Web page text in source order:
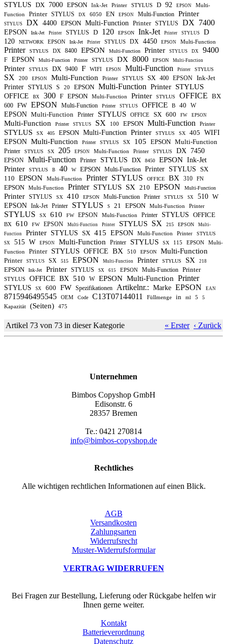
STYLUS DX 7000 EPSON Ink-Jet Printer STYLUS D 92 EPSON
Multi-
Function
Printer STYLUS DX 6050 EN EPSON Multi-Function Printer
STYLUS DX 4400 EPSON Multi-Function Printer STYLUS DX 7400
EPSON Ink-Jet Printer STYLUS D 120 EPSON Ink-Jet Printer STYLUS D
120 NETWORK EPSON Ink-Jet Printer STYLUS DX 4450 EPSON Multi-Function
Printer STYLUS DX 8400 EPSON Multi-Function Printer STYLUS DX 9400
F EPSON Multi-Function Printer STYLUS DX 8000 EPSON Multi-Function
Printer STYLUS DX 9400 F WIFI EPSON Multi-Function Printer STYLUS
SX 200 EPSON Multi-Function Printer STYLUS SX 400 EPSON Ink-Jet
Printer STYLUS S 20 EPSON Multi-Function Printer STYLUS
OFFICE BX 300 F EPSON Multi-Function Printer STYLUS OFFICE BX
600 FW EPSON Multi-Function Printer STYLUS OFFICE B 40 W
EPSON Multi-Function Printer STYLUS OFFICE SX 600 FW EPSON
Multi-Function Printer STYLUS SX 100 EPSON Multi-Function Printer
STYLUS SX 405 EPSON Multi-Function Printer STYLUS SX 405 WIFI
EPSON Multi-Function Printer STYLUS SX 105 EPSON Multi-Function
Printer STYLUS SX 205 EPSON Multi-Function Printer STYLUS DX 7450
EPSON Multi-Function Printer STYLUS DX 8450 EPSON Ink-Jet
Printer STYLUS B 40 W EPSON Multi-Function Printer STYLUS SX
110 EPSON Multi-Function Printer STYLUS OFFICE BX 310 FN
EPSON Multi-Function Printer STYLUS SX 210 EPSON Multi-Function
Printer STYLUS SX 410 EPSON Multi-Function Printer STYLUS SX 510 W
EPSON Ink-Jet Printer STYLUS S 21 EPSON Multi-Function Printer
STYLUS SX 610 FW EPSON Multi-Function Printer STYLUS OFFICE
BX 610 FW EPSON Multi-Function Printer STYLUS SX 215 EPSON
Multi-
Function
Printer STYLUS SX 415 EPSON Multi-Function Printer STYLUS
SX 515 W EPSON Multi-Function Printer STYLUS SX 115 EPSON
Multi-
Function
Printer STYLUS OFFICE BX 510 EPSON Multi-Function
Printer STYLUS SX 515 EPSON Multi-Function Printer STYLUS SX 218
EPSON Ink-Jet Printer STYLUS SX 615 EPSON Multi-Function Printer
STYLUS OFFICE BX 510 W EPSON Multi-Function Printer
STYLUS SX 600 FW Spezifikationen Artikelnr.: Marke EPSON EAN
8715946495545 OEM Code C13T07144011 Füllmenge in ml 5 5
Kapazität (Seiten) 475
Artikel 73 von 73 in dieser Kategorie « Erster ‹ Zurück
Unternehmen
Bimbos Copyshop GmbH
Edisonstr. 6
28357 Bremen
Te.: 0421 270814
info@bimbos-copyshop.de
Rechtliches
Alle wichtigen rechtlichen Informationen auf einen Blick.
AGB
Versandkosten
Zahlungsarten
Widerrufsrecht
Muster-Widerrufsformular
VERTRAG WIDERRUFEN
Bei Fragen zur Bestellung, Lieferung oder Rückgabe helfen wir
Ihnen gerne weiter.
Kontakt
Batterieverordnung
Datenschutz